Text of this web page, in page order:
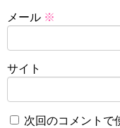
メール ※
サイト
次回のコメントで